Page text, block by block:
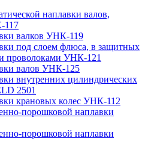
наплавки валов,
117
валков УНК-119
под слоем флюса, в защитных
проволоками УНК-121
валов УНК-125
внутренних цилиндрических
2501
крановых колес УНК-112
порошковой наплавки
порошковой наплавки